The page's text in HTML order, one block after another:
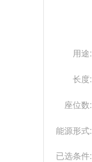
用途:
长度:
座位数:
能源形式:
已选条件: